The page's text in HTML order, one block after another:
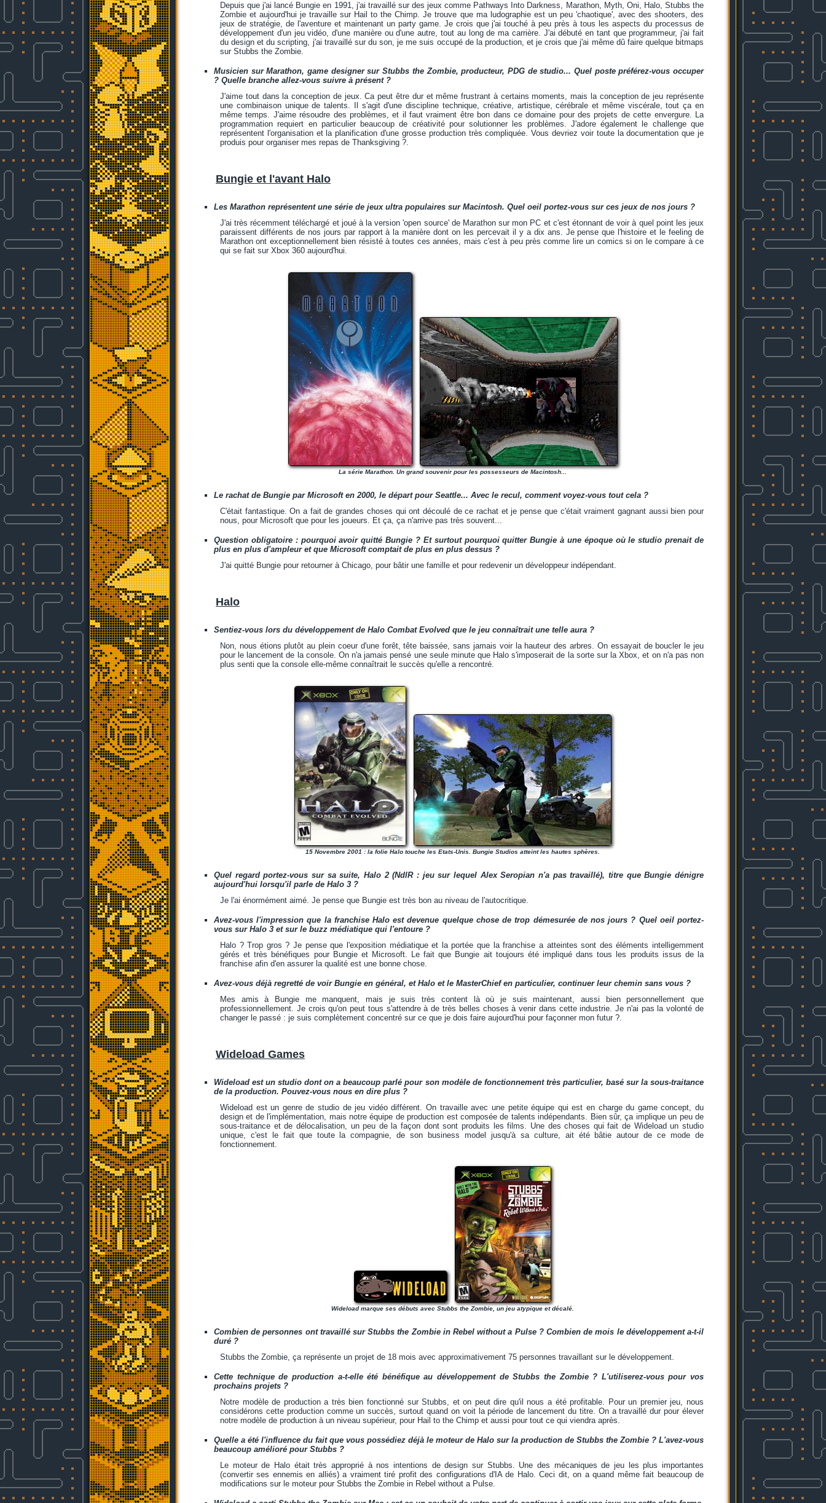
Depuis que j'ai lancé Bungie en 1991, j'ai travaillé sur des jeux comme Pathways Into Darkness, Marathon, Myth, Oni, Halo, Stubbs the
Zombie et aujourd'hui je travaille sur Hail to the Chimp. Je trouve que ma ludographie est un peu 'chaotique', avec des shooters, des
jeux de stratégie, de l'aventure et maintenant un party game. Je crois que j'ai touché à peu près à tous les aspects du processus de
développement d'un jeu vidéo, d'une manière ou d'une autre, tout au long de ma carrière. J'ai débuté en tant que programmeur, j'ai fait
du design et du scripting, j'ai travaillé sur du son, je me suis occupé de la production, et je crois que j'ai même dû faire quelque bitmaps
sur Stubbs the Zombie.
Musicien sur Marathon, game designer sur Stubbs the Zombie, producteur, PDG de studio... Quel poste préférez-vous occuper
? Quelle branche allez-vous suivre à présent ?
J'aime tout dans la conception de jeux. Ca peut être dur et même frustrant à certains moments, mais la conception de jeu représente
une combinaison unique de talents. Il s'agit d'une discipline technique, créative, artistique, cérébrale et même viscérale, tout ça en
même temps. J'aime résoudre des problèmes, et il faut vraiment être bon dans ce domaine pour des projets de cette envergure. La
programmation requiert en particulier beaucoup de créativité pour solutionner les problèmes. J'adore également le challenge que
représentent l'organisation et la planification d'une grosse production très compliquée. Vous devriez voir toute la documentation que je
produis pour organiser mes repas de Thanksgiving ?.
Bungie et l'avant Halo
Les Marathon représentent une série de jeux ultra populaires sur Macintosh. Quel oeil portez-vous sur ces jeux de nos jours ?
J'ai très récemment téléchargé et joué à la version 'open source' de Marathon sur mon PC et c'est étonnant de voir à quel point les jeux
paraissent différents de nos jours par rapport à la manière dont on les percevait il y a dix ans. Je pense que l'histoire et le feeling de
Marathon ont exceptionnellement bien résisté à toutes ces années, mais c'est à peu près comme lire un comics si on le compare à ce
qui se fait sur Xbox 360 aujourd'hui.
La série Marathon. Un grand souvenir pour les possesseurs de Macintosh...
Le rachat de Bungie par Microsoft en 2000, le départ pour Seattle... Avec le recul, comment voyez-vous tout cela ?
C'était fantastique. On a fait de grandes choses qui ont découlé de ce rachat et je pense que c'était vraiment gagnant aussi bien pour
nous, pour Microsoft que pour les joueurs. Et ça, ça n'arrive pas très souvent...
Question obligatoire : pourquoi avoir quitté Bungie ? Et surtout pourquoi quitter Bungie à une époque où le studio prenait de
plus en plus d'ampleur et que Microsoft comptait de plus en plus dessus ?
J'ai quitté Bungie pour retourner à Chicago, pour bâtir une famille et pour redevenir un développeur indépendant.
Halo
Sentiez-vous lors du développement de Halo Combat Evolved que le jeu connaîtrait une telle aura ?
Non, nous étions plutôt au plein coeur d'une forêt, tête baissée, sans jamais voir la hauteur des arbres. On essayait de boucler le jeu
pour le lancement de la console. On n'a jamais pensé une seule minute que Halo s'imposerait de la sorte sur la Xbox, et on n'a pas non
plus senti que la console elle-même connaîtrait le succès qu'elle a rencontré.
15 Novembre 2001 : la folie Halo touche les Etats-Unis. Bungie Studios atteint les hautes sphères.
Quel regard portez-vous sur sa suite, Halo 2 (NdlR : jeu sur lequel Alex Seropian n'a pas travaillé), titre que Bungie dénigre
aujourd'hui lorsqu'il parle de Halo 3 ?
Je l'ai énormément aimé. Je pense que Bungie est très bon au niveau de l'autocritique.
Avez-vous l'impression que la franchise Halo est devenue quelque chose de trop démesurée de nos jours ? Quel oeil portez-
vous sur Halo 3 et sur le buzz médiatique qui l'entoure ?
Halo ? Trop gros ? Je pense que l'exposition médiatique et la portée que la franchise a atteintes sont des éléments intelligemment
gérés et très bénéfiques pour Bungie et Microsoft. Le fait que Bungie ait toujours été impliqué dans tous les produits issus de la
franchise afin d'en assurer la qualité est une bonne chose.
Avez-vous déjà regretté de voir Bungie en général, et Halo et le MasterChief en particulier, continuer leur chemin sans vous ?
Mes amis à Bungie me manquent, mais je suis très content là où je suis maintenant, aussi bien personnellement que
professionnellement. Je crois qu'on peut tous s'attendre à de très belles choses à venir dans cette industrie. Je n'ai pas la volonté de
changer le passé : je suis complètement concentré sur ce que je dois faire aujourd'hui pour façonner mon futur ?.
Wideload Games
Wideload est un studio dont on a beaucoup parlé pour son modèle de fonctionnement très particulier, basé sur la sous-traitance
de la production. Pouvez-vous nous en dire plus ?
Wideload est un genre de studio de jeu vidéo différent. On travaille avec une petite équipe qui est en charge du game concept, du
design et de l'implémentation, mais notre équipe de production est composée de talents indépendants. Bien sûr, ça implique un peu de
sous-traitance et de délocalisation, un peu de la façon dont sont produits les films. Une des choses qui fait de Wideload un studio
unique, c'est le fait que toute la compagnie, de son business model jusqu'à sa culture, ait été bâtie autour de ce mode de
fonctionnement.
Wideload marque ses débuts avec Stubbs the Zombie, un jeu atypique et décalé.
Combien de personnes ont travaillé sur Stubbs the Zombie in Rebel without a Pulse ? Combien de mois le développement a-t-il
duré ?
Stubbs the Zombie, ça représente un projet de 18 mois avec approximativement 75 personnes travaillant sur le développement.
Cette technique de production a-t-elle été bénéfique au développement de Stubbs the Zombie ? L'utiliserez-vous pour vos
prochains projets ?
Notre modèle de production a très bien fonctionné sur Stubbs, et on peut dire qu'il nous a été profitable. Pour un premier jeu, nous
considérons cette production comme un succès, surtout quand on voit la période de lancement du titre. On a travaillé dur pour élever
notre modèle de production à un niveau supérieur, pour Hail to the Chimp et aussi pour tout ce qui viendra après.
Quelle a été l'influence du fait que vous possédiez déjà le moteur de Halo sur la production de Stubbs the Zombie ? L'avez-vous
beaucoup amélioré pour Stubbs ?
Le moteur de Halo était très approprié à nos intentions de design sur Stubbs. Une des mécaniques de jeu les plus importantes
(convertir ses ennemis en alliés) a vraiment tiré profit des configurations d'IA de Halo. Ceci dit, on a quand même fait beaucoup de
modifications sur le moteur pour Stubbs the Zombie in Rebel without a Pulse.